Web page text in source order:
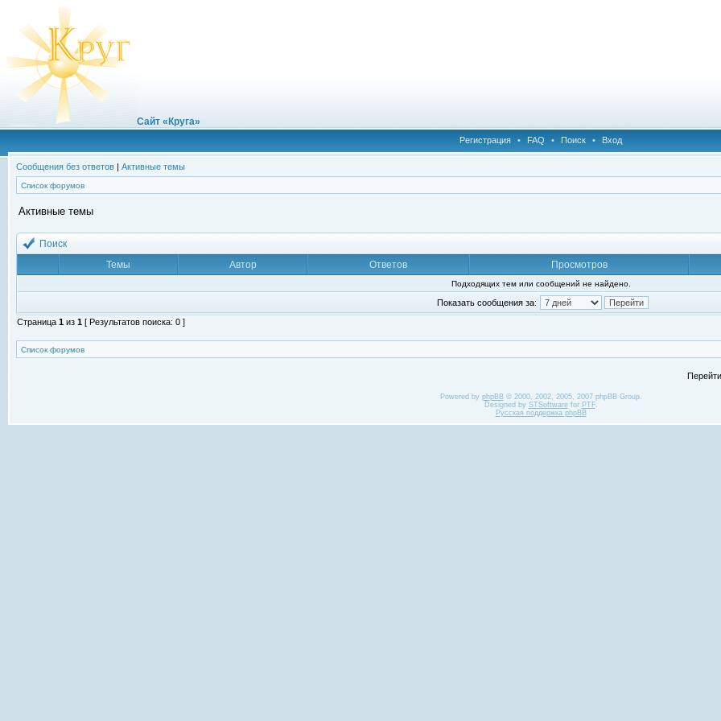
Сайт «Круга»
Регистрация • FAQ • Поиск • Вход
Сообщения без ответов | Активные темы
Список форумов
Активные темы
Поиск
Темы
Автор Ответов Просмотров
Подходящих тем или сообщений не найдено.
Показать сообщения за:
Страница 1 из 1 [ Результатов поиска: 0 ]
Список форумов
Powered by phpBB© 2000, 2002, 2005, 2007 phpBB Group.
Designed by STSoftwarefor PTF.
Русская поддержка phpBB